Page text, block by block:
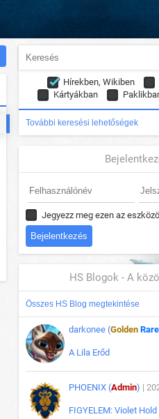
Hírekben, Wikiben
Kártyákban
További keresési lehetőségek
Jegyezz meg ezen az
HS Blogok - A
Összes HS Blog megtekintése
darkonee (Golden Rare
A Lila Erőd
PHOENIX (Admin) |
FIGYELEM: Violet